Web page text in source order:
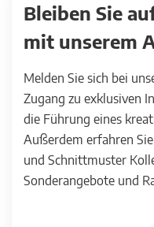
Bleiben Sie
mit unserem
Melden Sie sich bei
Zugang zu exklusiven
die Führung eines
Außerdem erfahren
und Schnittmuster
Sonderangebote und